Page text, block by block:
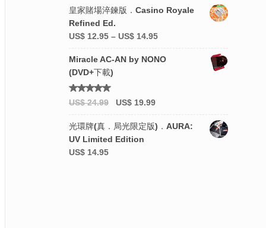
皇家賭場淬鍊版．Casino Royale
Refined Ed.
US$12.95– US$14.95
Miracle AC-AN by NONO
(DVD+下載)
評分
5.00滿
US$24.99 US$ 19.99
光環牌(真．局光限定版)．AURA:
UV Limited Edition
US$14.95